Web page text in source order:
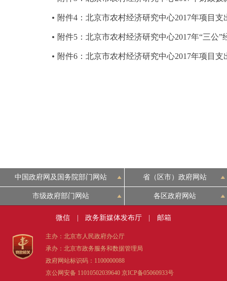
附件4：北京市农村经济研究中心2017年项目支
附件5：北京市农村经济研究中心2017年“三公
附件6：北京市农村经济研究中心2017年项目
中国政府网及国务院部门网站 省（区市）政府网站
市级政府部门网站 各区政府网站
微信 政务新媒体发布厅 邮箱
主办：北京市人民政府办公厅
承办：北京市政务服务和数据管理局
政府网站标识码：1100000088
京公网安备 11010502039640 京ICP备05060933号